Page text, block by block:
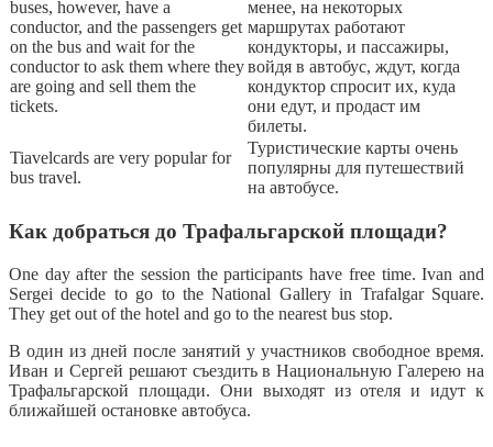
buses, however, have a
conductor, and the passengers get
on the bus and wait for the
conductor to ask them where they
are going and sell them the
tickets.
менее, на некоторых
маршрутах работают
кондукторы, и пассажиры,
войдя в автобус, ждут, когда
кондуктор спросит их, куда
они едут, и продаст им
билеты.
Tiavelcards are very popular for
bus travel.
Туристические карты очень
популярны для путешествий
на автобусе.
Как добраться до Трафальгарской площади?
One day after the session the participants have free time. Ivan and
Sergei decide to go to the National Gallery in Trafalgar Square.
They get out of the hotel and go to the nearest bus stop.
В один из дней после занятий у участников свободное время.
Иван и Сергей решают съездить в Национальную Галерею на
Трафальгарской площади. Они выходят из отеля и идут к
ближайшей остановке автобуса.